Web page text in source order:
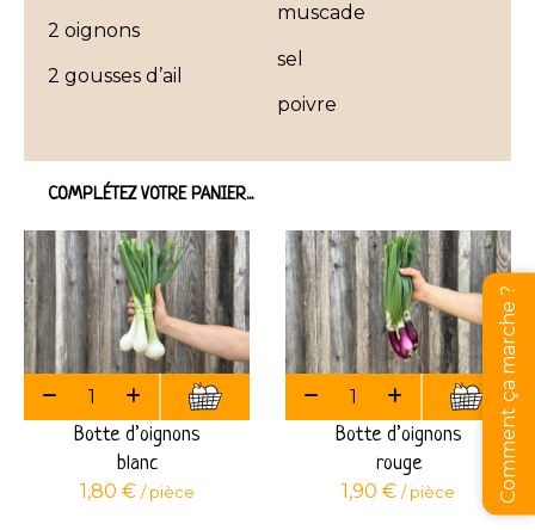
2 oignons
2 gousses d’ail
muscade
sel
poivre
COMPLÉTEZ VOTRE PANIER...
Botte d’oignons
blanc
1,80 € / pièce
Botte d’oignons
rouge
1,90 € / pièce Comment ça marche ?